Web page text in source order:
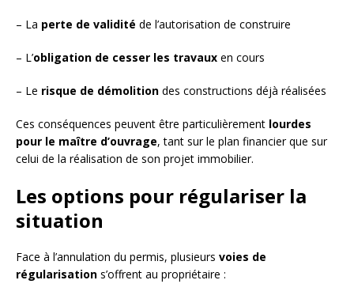
– La perte de validité de l’autorisation de construire
– L’obligation de cesser les travaux en cours
– Le risque de démolition des constructions déjà réalisées
Ces conséquences peuvent être particulièrement lourdes
pour le maître d’ouvrage, tant sur le plan financier que sur
celui de la réalisation de son projet immobilier.
Les options pour régulariser la
situation
Face à l’annulation du permis, plusieurs voies de
régularisation s’offrent au propriétaire :